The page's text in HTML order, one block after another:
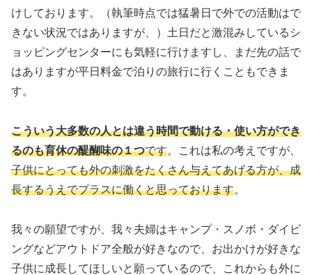
けしております。（執筆時点では猛暑日で外での活動はで
きない状況ではありますが、）土日だと激混みしているシ
ョッピングセンターにも気軽に行けますし、まだ先の話で
はありますが平日料金で泊りの旅行に行くこともできま
す。
こういう大多数の人とは違う時間で動ける・使い方ができ
るのも育休の醍醐味の１つです。これは私の考えですが、
子供にとっても外の刺激をたくさん与えてあげる方が、成
長するうえでプラスに働くと思っております。
我々の願望ですが、我々夫婦はキャンプ・スノボ・ダイビ
ングなどアウトドア全般が好きなので、お出かけが好きな
子供に成長してほしいと願っているので、これからも外に